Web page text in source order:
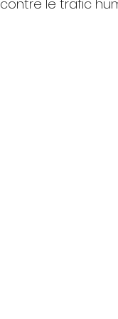
contre le trafic